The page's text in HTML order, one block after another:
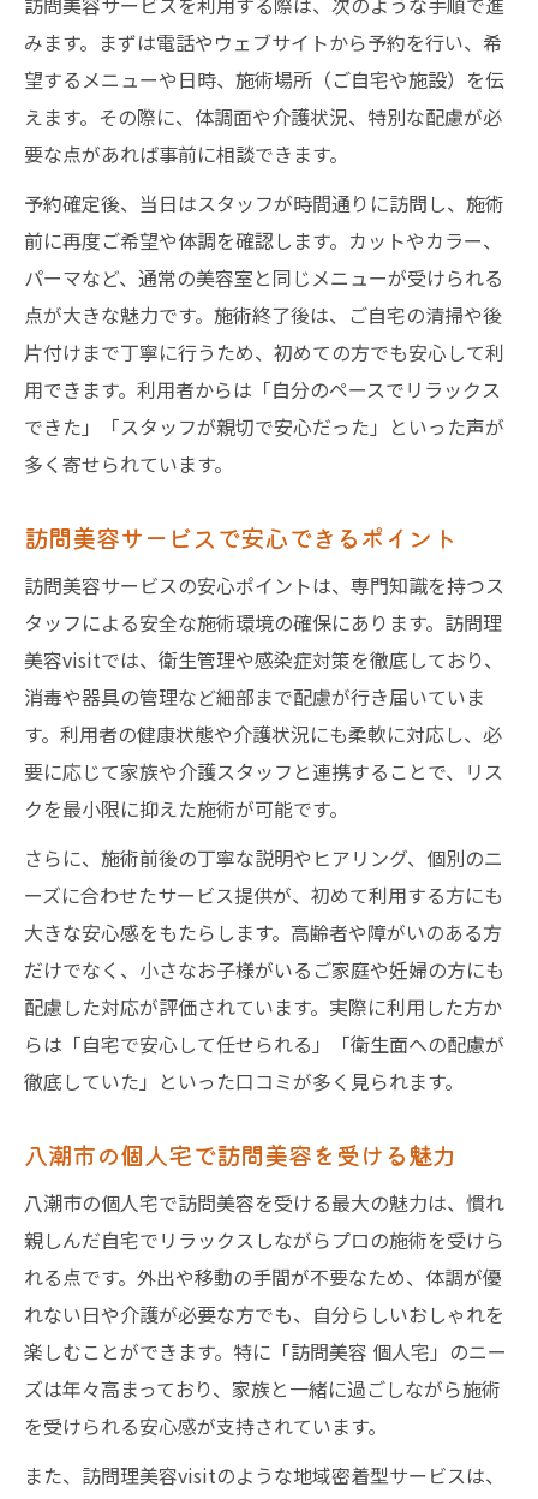
みます。まずは電話やウェブサイトから予約を行い、希
望するメニューや日時、施術場所（ご自宅や施設）を伝
えます。その際に、体調面や介護状況、特別な配慮が必
要な点があれば事前に相談できます。
予約確定後、当日はスタッフが時間通りに訪問し、施術
前に再度ご希望や体調を確認します。カットやカラー、
パーマなど、通常の美容室と同じメニューが受けられる
点が大きな魅力です。施術終了後は、ご自宅の清掃や後
片付けまで丁寧に行うため、初めての方でも安心して利
用できます。利用者からは「自分のペースでリラックス
できた」「スタッフが親切で安心だった」といった声が
多く寄せられています。
訪問美容サービスで安心できるポイント
訪問美容サービスの安心ポイントは、専門知識を持つス
タッフによる安全な施術環境の確保にあります。訪問理
美容visitでは、衛生管理や感染症対策を徹底しており、
消毒や器具の管理など細部まで配慮が行き届いていま
す。利用者の健康状態や介護状況にも柔軟に対応し、必
要に応じて家族や介護スタッフと連携することで、リス
クを最小限に抑えた施術が可能です。
さらに、施術前後の丁寧な説明やヒアリング、個別のニ
ーズに合わせたサービス提供が、初めて利用する方にも
大きな安心感をもたらします。高齢者や障がいのある方
だけでなく、小さなお子様がいるご家庭や妊婦の方にも
配慮した対応が評価されています。実際に利用した方か
らは「自宅で安心して任せられる」「衛生面への配慮が
徹底していた」といった口コミが多く見られます。
八潮市の個人宅で訪問美容を受ける魅力
八潮市の個人宅で訪問美容を受ける最大の魅力は、慣れ
親しんだ自宅でリラックスしながらプロの施術を受けら
れる点です。外出や移動の手間が不要なため、体調が優
れない日や介護が必要な方でも、自分らしいおしゃれを
楽しむことができます。特に「訪問美容 個人宅」のニー
ズは年々高まっており、家族と一緒に過ごしながら施術
を受けられる安心感が支持されています。
また、訪問理美容visitのような地域密着型サービスは、